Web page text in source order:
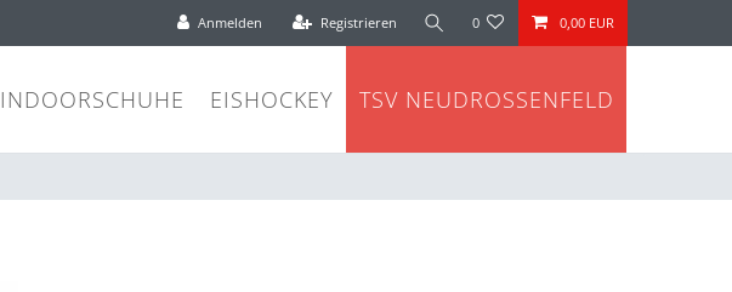
Anmelden Registrieren 0 0,00 EUR
INDOORSCHUHE EISHOCKEY TSV NEUDROSSENFELD